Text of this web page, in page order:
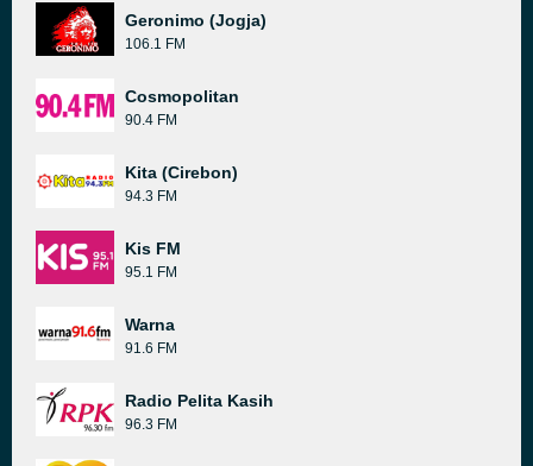
Geronimo (Jogja)
106.1 FM
Cosmopolitan
90.4 FM
Kita (Cirebon)
94.3 FM
Kis FM
95.1 FM
Warna
91.6 FM
Radio Pelita Kasih
96.3 FM